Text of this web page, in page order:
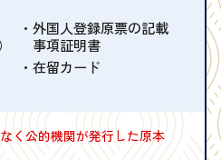
外国人登録原票の記載
事項証明書
在留カード
く公的機関が発行した原本